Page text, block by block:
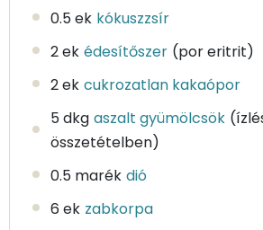
0.5 ek kókuszzsír
2 ek édesítőszer (por eritrit)
2 ek cukrozatlan kakaópor
5 dkg aszalt gyümölcsök
összetételben)
0.5 marék dió
6 ek zabkorpa